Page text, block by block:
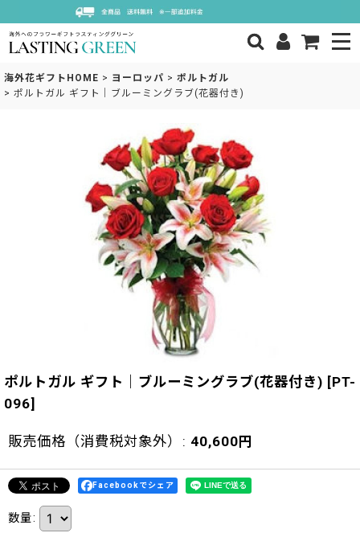
海外花ギフトHOME > ヨーロッパ > ポルトガル
> ポルトガル ギフト｜ブルーミングラブ(花器付き)
ポルトガル ギフト｜ブルーミングラブ(花器付き) [PT-
096]
販売価格（消費税対象外） : 40,600 円
Facebookでシェア
数量: